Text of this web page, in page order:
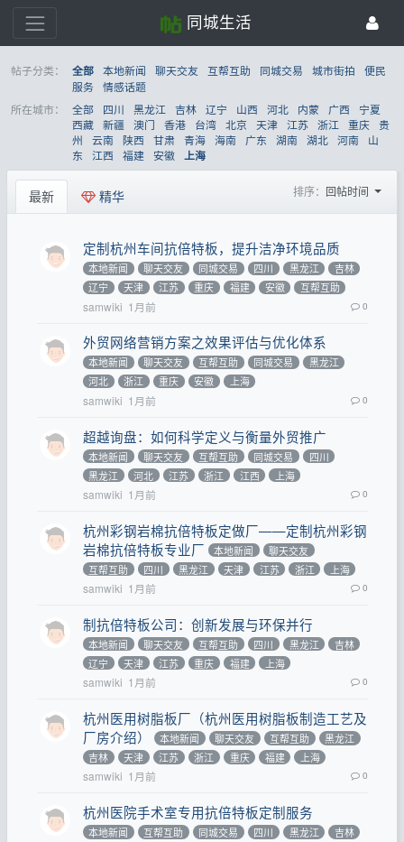
同城生活
帖子分类： 全部 本地新闻 聊天交友 互帮互助 同城交易 城市街拍
便民
服务 情感话题
所在城市：
全部 四川 黑龙江 吉林 辽宁 山西 河北 内蒙 广西 宁夏
西藏 新疆 澳门 香港 台湾 北京 天津 江苏 浙江 重庆 贵
州
云南 陕西 甘肃 青海 海南 广东 湖南 湖北 河南
山
东
江西 福建 安徽 上海
最新 精华 排序： 回帖时间
定制杭州车间抗倍特板，提升洁净环境品质
本地新闻 聊天交友 同城交易 四川 黑龙江
吉林
辽宁
天津 江苏 重庆 福建 安徽 互帮互助
samwiki 1月前 0
外贸网络营销方案之效果评估与优化体系
本地新闻 聊天交友 互帮互助 同城交易
黑龙江
河北
浙江 重庆 安徽 上海
samwiki 1月前 0
超越询盘：如何科学定义与衡量外贸推广
本地新闻 聊天交友 互帮互助 同城交易
四川
黑龙江
河北 江苏 浙江 江西 上海
samwiki 1月前 0
杭州彩钢岩棉抗倍特板定做厂——定制杭州彩钢
岩棉抗倍特板专业厂
本地新闻
聊天交友
互帮互助
四川 黑龙江 天津 江苏 浙江 上海
samwiki 1月前 0
制抗倍特板公司：创新发展与环保并行
本地新闻 聊天交友 互帮互助 四川 黑龙江
吉林
辽宁
天津 江苏 重庆 福建 上海
samwiki 1月前 0
杭州医用树脂板厂（杭州医用树脂板制造工艺及
厂房介绍）
本地新闻 聊天交友 互帮互助
黑龙江
吉林
天津 江苏 浙江 重庆 福建 上海
samwiki 1月前 0
杭州医院手术室专用抗倍特板定制服务
本地新闻 互帮互助 同城交易 四川 黑龙江
吉林